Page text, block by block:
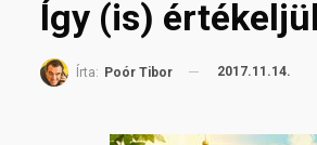
Így (is)
Írta: Poór Tibor 2017.11.14.